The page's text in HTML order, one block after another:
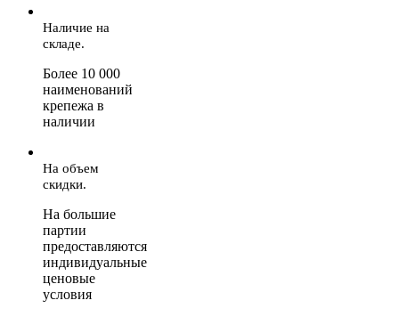
Наличие на
складе.
Более 10 000
наименований
крепежа в
наличии
На объем
скидки.
На большие
партии
предоставляются
индивидуальные
ценовые
условия